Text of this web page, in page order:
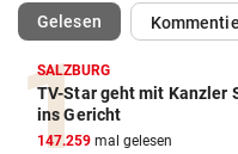
Gelesen(ausgewählt)
SALZBURG
TV-Star geht mit Kanzler
ins Gericht
147.259 mal gelesen